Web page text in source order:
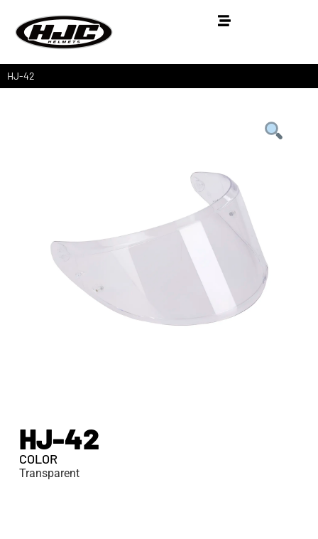
HJ-42
HJ-42
COLOR
Transparent